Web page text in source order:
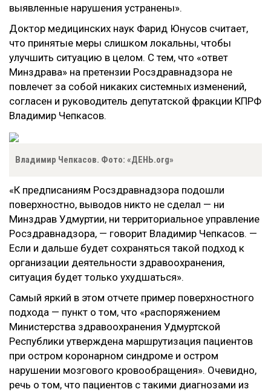
выявленные нарушения устранены».
Доктор медицинских наук Фарид Юнусов считает,
что принятые меры слишком локальны, чтобы
улучшить ситуацию в целом. С тем, что «ответ
Минздрава» на претензии Росздравнадзора не
повлечет за собой никаких системных изменений,
согласен и руководитель депутатской фракции КПРФ
Владимир Чепкасов.
Владимир Чепкасов. Фото: «ДЕНЬ.org»
«К предписаниям Росздравнадзора подошли
поверхностно, выводов никто не сделал — ни
Минздрав Удмуртии, ни территориальное управление
Росздравнадзора, — говорит Владимир Чепкасов. —
Если и дальше будет сохраняться такой подход к
организации деятельности здравоохранения,
ситуация будет только ухудшаться».
Самый яркий в этом отчете пример поверхностного
подхода — пункт о том, что «распоряжением
Министерства здравоохранения Удмуртской
Республики утверждена маршрутизация пациентов
при остром коронарном синдроме и остром
нарушении мозгового кровообращения». Очевидно,
речь о том, что пациентов с такими диагнозами из